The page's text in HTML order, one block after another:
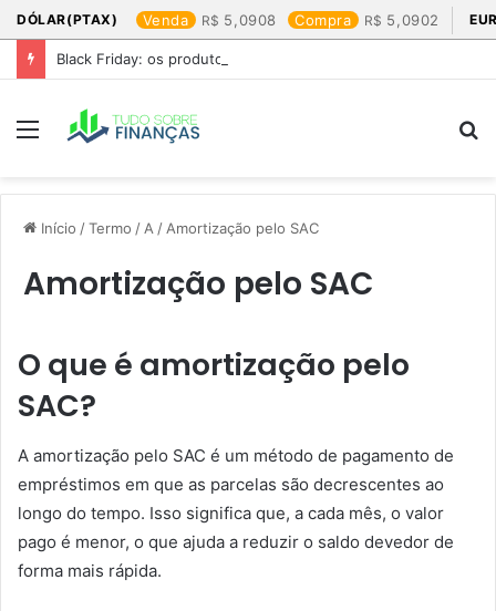
DÓLAR(PTAX) Venda 5,0908 Compra 5,0902
Black Friday: os produtos que mais valem a pena
Menu
Início /Termo / A / Amortização pelo SAC
Amortização pelo SAC
O que é amortização pelo
SAC?
A amortização pelo SAC é um método de pagamento de
empréstimos em que as parcelas são decrescentes ao
longo do tempo. Isso significa que, a cada mês, o valor
pago é menor, o que ajuda a reduzir o saldo devedor de
forma mais rápida.